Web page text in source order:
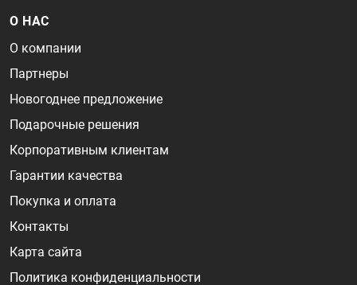
О НАС
О компании
Партнеры
Новогоднее предложение
Подарочные решения
Корпоративным клиентам
Гарантии качества
Покупка и оплата
Контакты
Карта сайта
Политика конфиденциальности